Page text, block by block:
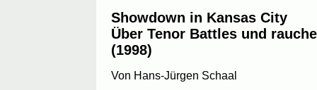
Showdown in Kansas City
Über Tenor Battles und
(1998)
Von Hans-Jürgen Schaal